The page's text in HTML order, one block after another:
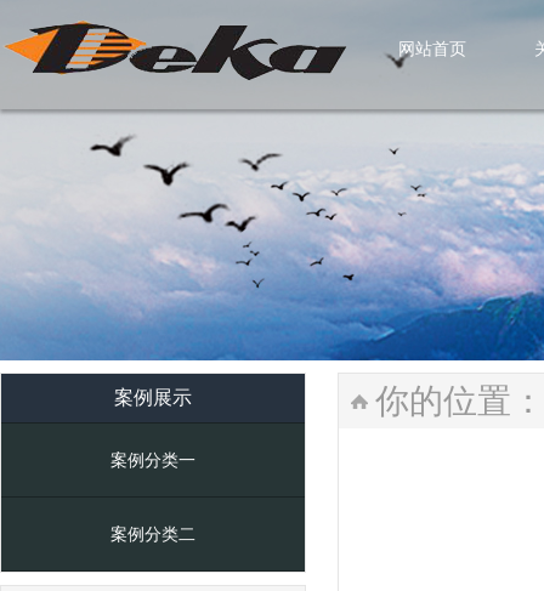
网站首页
案例展示
案例分类一
案例分类二
你的位置：